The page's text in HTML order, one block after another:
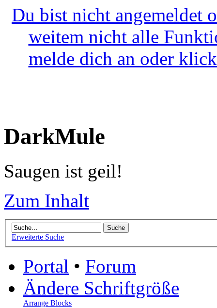
Du bist nicht angemeldet
weitem nicht alle
melde dich an oder
DarkMule
Saugen ist geil!
Zum Inhalt
Erweiterte Suche
Portal • Forum
Ändere Schriftgröße
Arrange Blocks